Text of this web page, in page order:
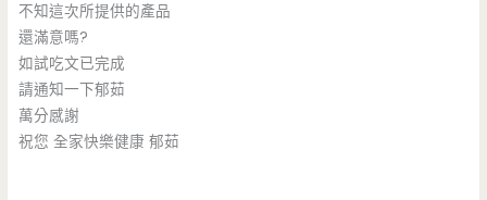
不知這次所提供的產品
還滿意嗎?
如試吃文已完成
請通知一下郁茹
萬分感謝
祝您 全家快樂健康 郁茹